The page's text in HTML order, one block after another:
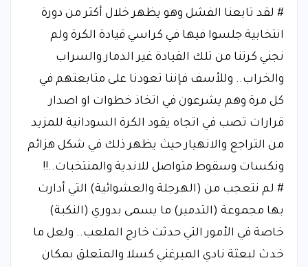
# لقد تابعنا الفشل وهو يظهر خلال أكثر من دورة
انتخابية جلسوا فيها في كراسي قيادة الكرة ولم
نجني كرتنا من تلك القيادة غير الدمار والسراب
والخراب.. وللأسف فإننا تعودنا على متابعتهم في
كل مرة وهم يشرعون في اتخاذ خطوات او اصدار
قرارات تصب في اتجاه يقود الكرة السودانية للمزيد
من التراجع والانهيار حيث يظهر ذلك في شكل هزائم
ونكسات وسقوط متواصل للاندية والمنتخبات..!!
# لم نتعجب من (الهرجلة والعشوائية) التي أدارت
بها مجموعة (التدمير) ما يسمى بدوري (النكبة)
خاصة في الأمور التي حدثت خارج الملعب.. ولعل ما
خدث لبعثة نادي الميرغني كسلا والمتعلق بمكان